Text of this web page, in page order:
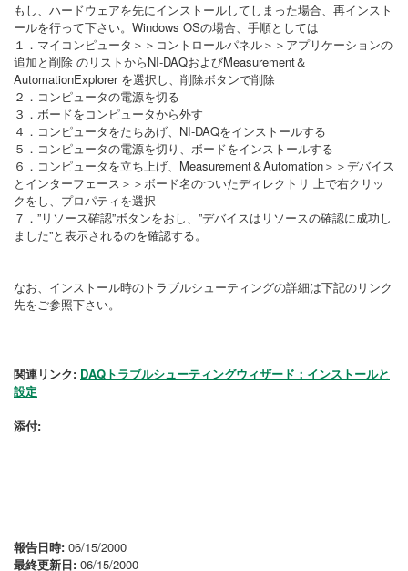
もし、ハードウェアを先にインストールしてしまった場合、再インスト
ールを行って下さい。Windows OSの場合、手順としては
１．マイコンピュータ＞＞コントロールパネル＞＞アプリケーションの
追加と削除 のリストからNI-DAQおよびMeasurement＆
AutomationExplorer を選択し、削除ボタンで削除
２．コンピュータの電源を切る
３．ボードをコンピュータから外す
４．コンピュータをたちあげ、NI-DAQをインストールする
５．コンピュータの電源を切り、ボードをインストールする
６．コンピュータを立ち上げ、Measurement＆Automation＞＞デバイス
とインターフェース＞＞ボード名のついたディレクトリ 上で右クリッ
クをし、プロパティを選択
７．”リソース確認”ボタンをおし、”デバイスはリソースの確認に成功し
ました”と表示されるのを確認する。
なお、インストール時のトラブルシューティングの詳細は下記のリンク
先をご参照下さい。
関連リンク: DAQトラブルシューティングウィザード：インストールと
設定
添付:
報告日時: 06/15/2000
最終更新日: 06/15/2000